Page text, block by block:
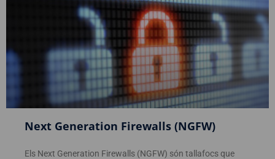
Next Generation Firewalls (NGFW)
Els Next Generation Firewalls (NGFW) són tallafocs que